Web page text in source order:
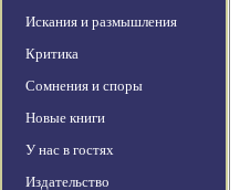
Искания и размышления
Критика
Сомнения и споры
Новые книги
У нас в гостях
Издательство